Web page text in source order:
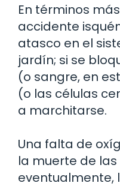
En términos
accidente
atasco en el
jardín; si se
(o sangre, en
(o las células
a marchitarse.
Una falta de
la muerte de las
eventualmente,